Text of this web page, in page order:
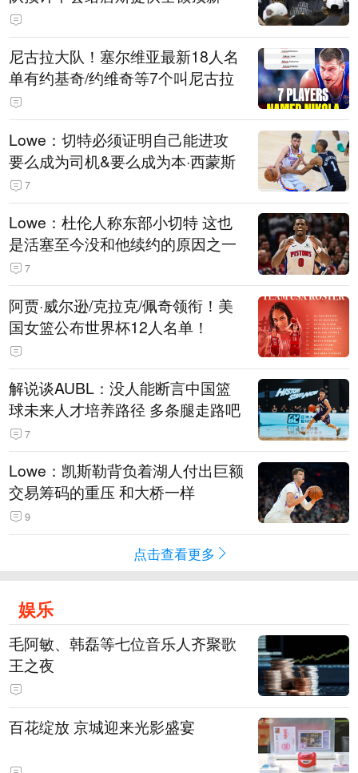
尼古拉大队！塞尔维亚最新18人名
单有约基奇/约维奇等7个叫尼古拉
Lowe：切特必须证明自己能进攻
要么成为司机&要么成为本·西蒙斯
7
Lowe：杜伦人称东部小切特 这也
是活塞至今没和他续约的原因之一
7
阿贾·威尔逊/克拉克/佩奇领衔！美
国女篮公布世界杯12人名单！
解说谈AUBL：没人能断言中国篮
球未来人才培养路径 多条腿走路吧
7
Lowe：凯斯勒背负着湖人付出巨额
交易筹码的重压 和大桥一样
9
点击查看更多
娱乐
毛阿敏、韩磊等七位音乐人齐聚歌
王之夜
百花绽放 京城迎来光影盛宴